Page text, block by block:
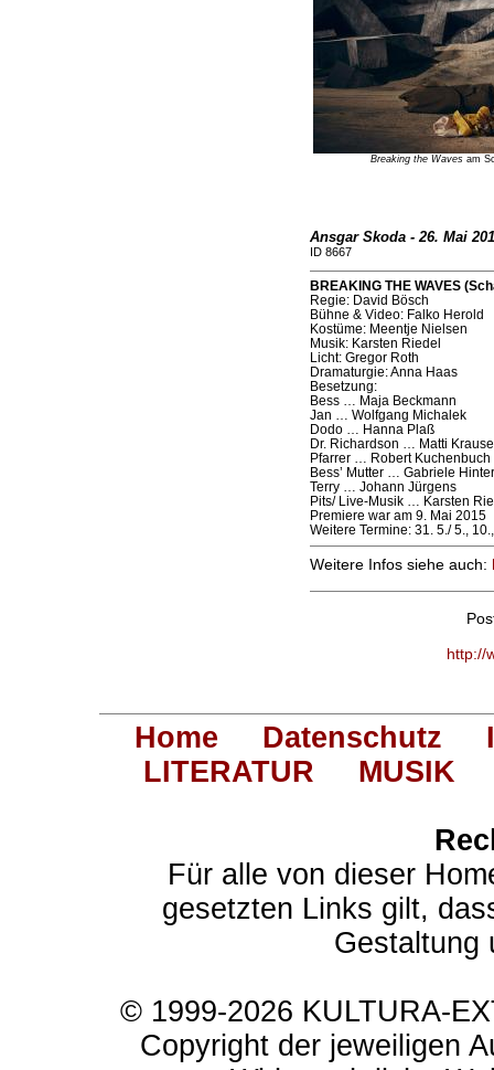
Breaking the Wavesam
Ansgar Skoda - 26. Mai
ID 8667
BREAKING THE WAVES
Regie: David Bösch
Bühne & Video: Falko Herold
Kostüme: Meentje Nielsen
Musik: Karsten Riedel
Licht: Gregor Roth
Dramaturgie: Anna Haas
Besetzung:
Bess … Maja Beckmann
Jan … Wolfgang Michalek
Dodo … Hanna Plaß
Dr. Richardson … Matti Krause
Pfarrer … Robert Kuchenbuch
Bess’ Mutter … Gabriele
Terry … Johann Jürgens
Pits/ Live-Musik … Karsten
Premiere war am 9. Mai 2015
Weitere Termine: 31. 5./ 5.,
Weitere Infos siehe auch:
http://
Home Datenschutz
LITERATUR
MUSIK
Für alle von dieser
gesetzten Links gilt,
Gestaltung
© 1999-2026 KULTURA-
Copyright der jeweiligen